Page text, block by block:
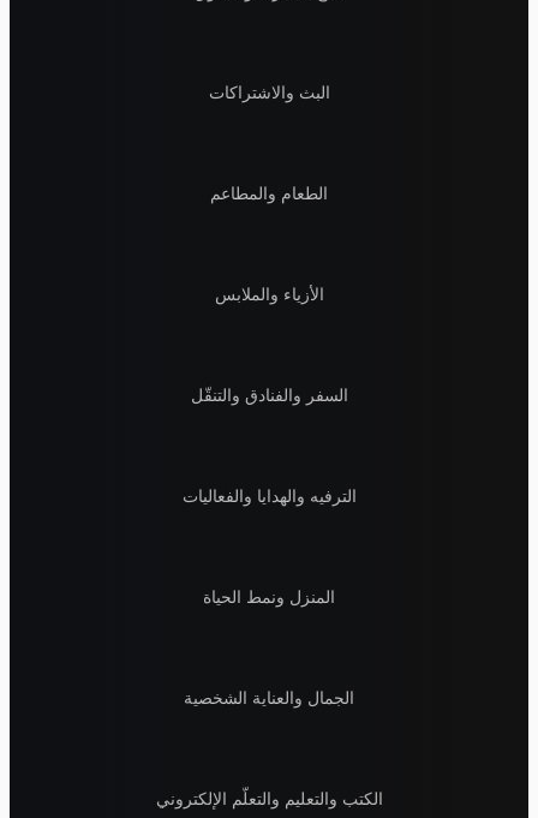
البث والاشتراكات
الطعام والمطاعم
الأزياء والملابس
السفر والفنادق والتنقّل
الترفيه والهدايا والفعاليات
المنزل ونمط الحياة
الجمال والعناية الشخصية
الكتب والتعليم والتعلّم الإلكتروني